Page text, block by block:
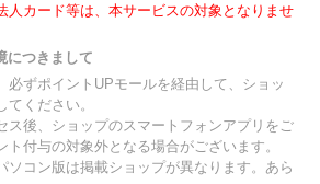
人カード等は、本サービスの対象となりませ
につきまして
必ずポイントUPモールを経由して、ショッ
ください。
ス後、ショップのスマートフォンアプリをご
ト付与の対象外となる場合がございます。
ソコン版は掲載ショップが異なります。あら